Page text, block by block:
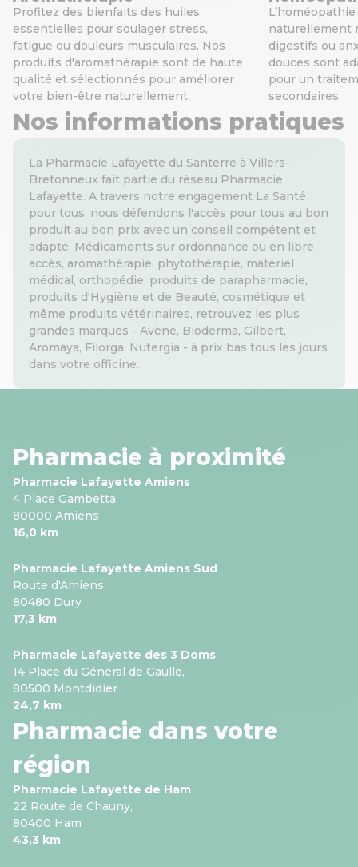
Profitez des bienfaits des huiles
essentielles pour soulager stress,
fatigue ou douleurs musculaires. Nos
produits d'aromathérapie sont de haute
qualité et sélectionnés pour améliorer
votre bien-être naturellement.
naturellement
digestifs ou
douces sont
pour un
secondaires.
Nos informations pratiques
La Pharmacie Lafayette du Santerre à Villers-
Bretonneux fait partie du réseau Pharmacie
Lafayette. A travers notre engagement La Santé
pour tous, nous défendons l'accès pour tous au bon
produit au bon prix avec un conseil compétent et
adapté. Médicaments sur ordonnance ou en libre
accès, aromathérapie, phytothérapie, matériel
médical, orthopédie, produits de parapharmacie,
produits d'Hygiène et de Beauté, cosmétique et
même produits vétérinaires, retrouvez les plus
grandes marques - Avène, Bioderma, Gilbert,
Aromaya, Filorga, Nutergia - à prix bas tous les jours
dans votre officine.
Pharmacie à proximité
Pharmacie Lafayette Amiens
4 Place Gambetta,
80000 Amiens
16,0 km
Pharmacie Lafayette Amiens Sud
Route d'Amiens,
80480 Dury
17,3 km
Pharmacie Lafayette des 3 Doms
14 Place du Général de Gaulle,
80500 Montdidier
24,7 km
Pharmacie dans votre
région
Pharmacie Lafayette de Ham
22 Route de Chauny,
80400 Ham
43,3 km